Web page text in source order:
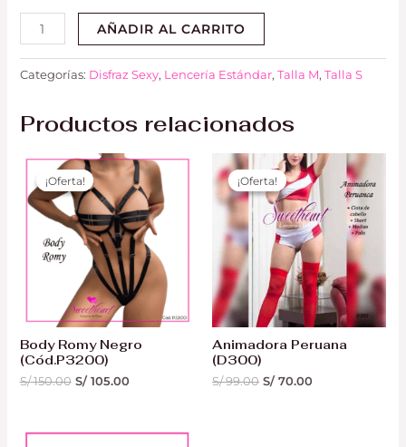
AÑADIR AL CARRITO
Categorías: Disfraz Sexy, Lencería Estándar, Talla M, Talla S
Productos relacionados
¡Oferta!
¡Oferta!
Body Romy Negro
(Cód.P3200)
S/150.00
El
precio
original
era:
S/ 150.00.
S/105.00
El
precio
actual
es:
S/ 105.00.
¡Oferta!
¡Oferta!
Animadora Peruana
(D300)
S/99.00
precio
original
era:
S/ 99.00.
S/ 70.00
El
precio
actual
es:
S/ 70.00.